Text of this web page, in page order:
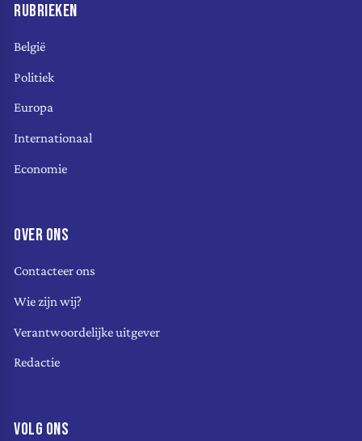
RUBRIEKEN
België
Politiek
Europa
Internationaal
Economie
OVER ONS
Contacteer ons
Wie zijn wij?
Verantwoordelijke uitgever
Redactie
VOLG ONS